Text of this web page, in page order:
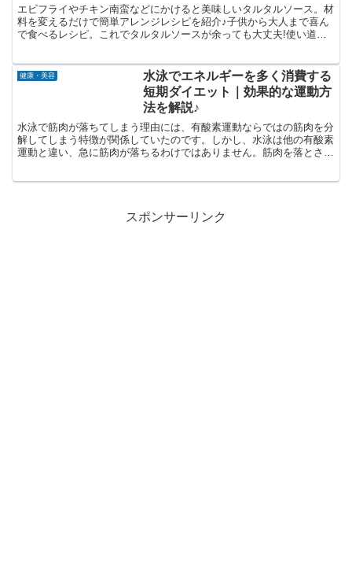
エビフライやチキン南蛮などにかけると美味しいタルタルソース。材
料を変えるだけで簡単アレンジレシピを紹介♪子供から大人まで喜ん
で食べるレシピ。これでタルタルソースが余っても大丈夫!使い道に
健康・美容
水泳でエネルギーを多く消費する
短期ダイエット｜効果的な運動方
法を解説♪
水泳で筋肉が落ちてしまう理由には、有酸素運動ならではの筋肉を分
解してしまう特徴が関係していたのです。しかし、水泳は他の有酸素
運動と違い、急に筋肉が落ちるわけではありません。筋肉を落とさな
スポンサーリンク